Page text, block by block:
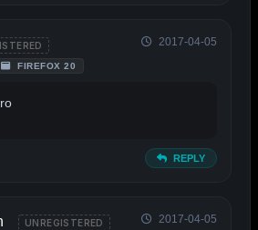
FIREFOX 20
2017-04-05
REPLY
UNREGISTERED 2017-04-05